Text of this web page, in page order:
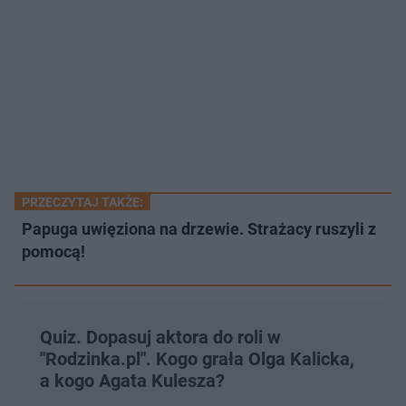
PRZECZYTAJ TAKŻE:
Papuga uwięziona na drzewie. Strażacy ruszyli z
pomocą!
Quiz. Dopasuj aktora do roli w
"Rodzinka.pl". Kogo grała Olga Kalicka,
a kogo Agata Kulesza?